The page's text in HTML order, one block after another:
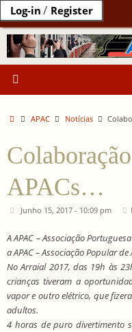
Log-in / Register
para
conteúdo
HomeAPAC Notícias
APACs…
Junho 15, 2017 - 10:09 pm
A APAC – Associação
a APAC – Associação Popular
No Arraial 2017, das 19h às
crianças tiveram a
vapor e outro elétrico, que
adultos.
4 horas de puro divertimento